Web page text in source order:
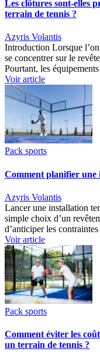
Les clôtures sont-elles
terrain de tennis ?
Azyris Volantis
Introduction Lorsque
se concentrer sur le
Pourtant, les
Voir article
Pack sports
Comment planifier une
Azyris Volantis
Lancer une installation
simple choix d’un
d’anticiper les
Voir article
Pack sports
Comment éviter les
un terrain de tennis ?